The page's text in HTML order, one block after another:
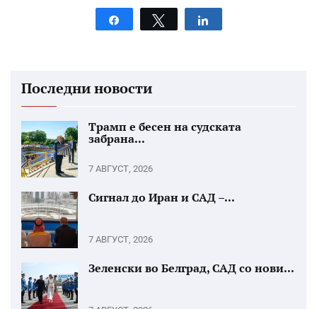
Tweet
Последни новости
Трамп е бесен на судската
забрана...
7 АВГУСТ, 2026
Сигнал до Иран и САД –...
7 АВГУСТ, 2026
Зеленски во Белград, САД со нови...